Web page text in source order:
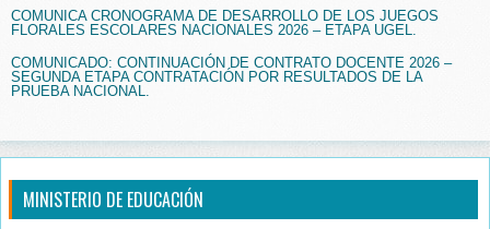
COMUNICA CRONOGRAMA DE DESARROLLO DE LOS JUEGOS
FLORALES ESCOLARES NACIONALES 2026 – ETAPA UGEL.
COMUNICADO: CONTINUACIÓN DE CONTRATO DOCENTE 2026 –
SEGUNDA ETAPA CONTRATACIÓN POR RESULTADOS DE LA
PRUEBA NACIONAL.
MINISTERIO DE EDUCACIÓN